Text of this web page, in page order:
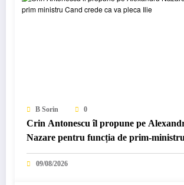
B Sorin 0
Crin Antonescu îl propune pe
Nazare pentru funcția de prim-
crede că va pleca Ilie…
09/08/2026